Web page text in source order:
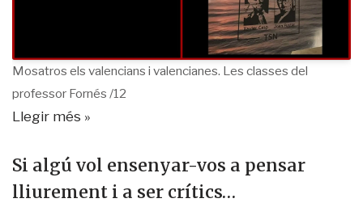
Mosatros els valencians i valencianes. Les classes del
professor Fornés /12
Llegir més »
Si algú vol ensenyar-vos a pensar
lliurement i a ser crítics…